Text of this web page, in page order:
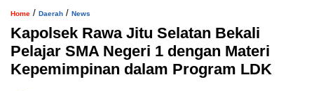
Home / Daerah / News
Kapolsek Rawa Jitu Selatan Bekali
Pelajar SMA Negeri 1 dengan Materi
Kepemimpinan dalam Program LDK